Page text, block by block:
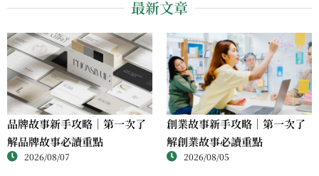
最新文章
品牌故事新手攻略｜第一次了
解品牌故事必讀重點
2026/08/07
創業故事新手攻略｜第一次了
解創業故事必讀重點
2026/08/05